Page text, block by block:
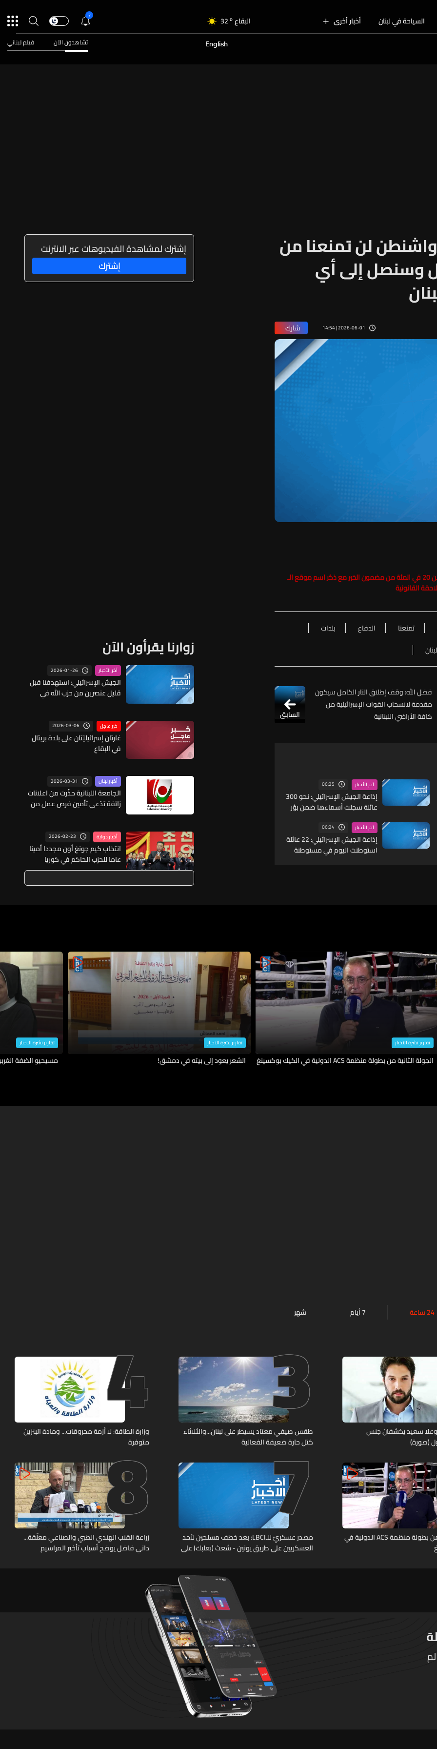
السياحة في لبنان أخبار أخرى البقاع 32 o
الجنوب 30o
32
7
English تشاهدون الآن فيلم لبناني
واشنطن لن تمنعنا من
وسنصل إلى أي
2026-06-01 | 14:54 شارك
حفاظاً على حقوق الملكية الفكرية يرجى عدم نسخ ما يزيد عن 20 في المئة من مضمون الخبر مع ذكر اسم موقع الـ
تمنعنا الدفاع
بلدات
لبنان
فضل الله: وقف إطلاق النار الكامل سيكون
مقدمة لانسحاب القوات الإسرائيلية من
كافة الأراضي اللبنانية
السابق
آخر الأخبار 06:25
إذاعة الجيش الإسرائيلي: نحو 300
عائلة سجلت أسماءها ضمن بؤر
آخر الأخبار 06:24
إذاعة الجيش الإسرائيلي: 22 عائلة
استوطنت اليوم في مستوطنة
إشترك لمشاهدة الفيديوهات عبر الانترنت
إشترك
زوارنا يقرأون الآن
آخر الأخبار 2026-01-26
الجيش الإسرائيلي: استهدفنا قبل
قليل عنصرين من حزب الله في
خبر عاجل 2026-03-06
غارتان إسرائيليّتان على بلدة بريتال
في البقاع
أخبار لبنان 2026-03-31
الجامعة اللبنانية حذّرت من اعلانات
زائفة تدّعي تأمين فرص عمل من
أخبار دولية 2026-02-23
انتخاب كيم جونغ أون مجددا أمينا
عاما للحزب الحاكم في كوريا
الشمالية
تقارير نشرة الاخبار
الجولة الثانية من بطولة منظمة ACS الدولية في الكيك بوكسينغ
تقارير نشرة الاخبار
الشعر يعود إلى بيته في دمشق!
تقارير نشرة الاخبار
مسيحيو الضفة
24 ساعة 7 أيام شهر
سعيد يكشفان جنس
(صورة)
3
طقس صيفي معتاد يسيطر على لبنان...والثلاثاء
كتل حارة ضعيفة الفعالية
4
وزارة الطاقة: لا أزمة محروقات... ومادة البنزين
متوفرة
الجولة الثانية من بطولة منظمة ACS الدولية في
7
مصدر عسكريّ للـLBCI: بعد خطف مسلحين لأحد
العسكريين على طريق يونين - شعث (بعلبك) على
المخطوف والوحدات المختصة تعمل على
8
زراعة القنب الهندي الطبي والصناعي معلّقة...
داني فاضل يوضح أسباب تأخير المراسيم